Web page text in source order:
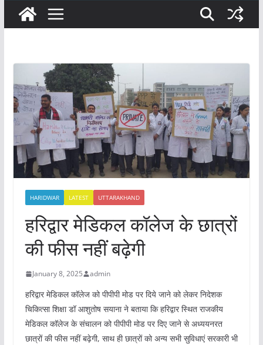
HARIDWAR LATEST UTTARAKHAND
हरिद्वार मेडिकल कॉलेज के छात्रों
की फीस नहीं बढ़ेगी
January 8, 2025 admin
हरिद्वार मेडिकल कॉलेज को पीपीपी मोड पर दिये जाने को लेकर निदेशक
चिकित्सा शिक्षा डॉ आशुतोष सयाना ने बताया कि हरिद्वार स्थित राजकीय
मेडिकल कॉलेज के संचालन को पीपीपी मोड पर दिए जाने से अध्ययनरत
छात्रों की फीस नहीं बढ़ेगी, साथ ही छात्रों को अन्य सभी सुविधाएं सरकारी भी